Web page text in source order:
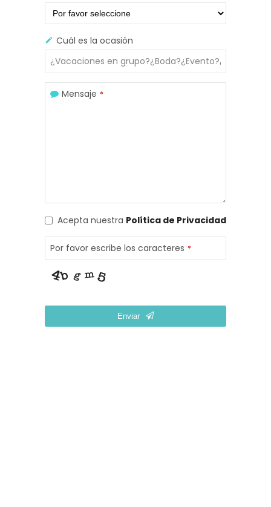
Cuál es la ocasión
Mensaje *
Acepta nuestra Política de Privacidad
Por favor escribe los caracteres *
Enviar